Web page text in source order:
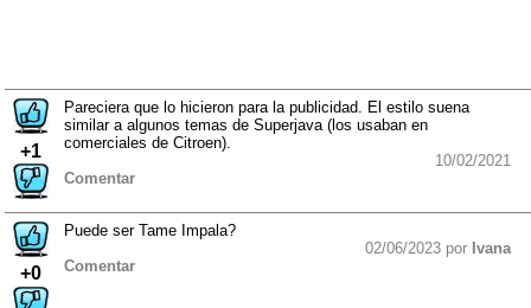
+1
Pareciera que lo hicieron para la publicidad. El estilo suena
similar a algunos temas de Superjava (los usaban en
comerciales de Citroen).
10/02/2021
Comentar
+0
Puede ser Tame Impala?
02/06/2023 por Ivana
Comentar